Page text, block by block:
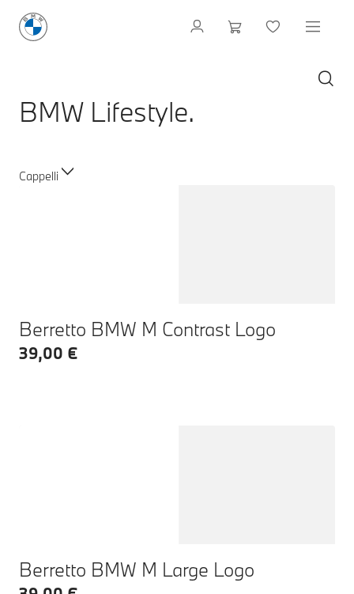
BMW Lifestyle.
Cappelli
Berretto BMW M Contrast Logo
39,00 €
Berretto BMW M Large Logo